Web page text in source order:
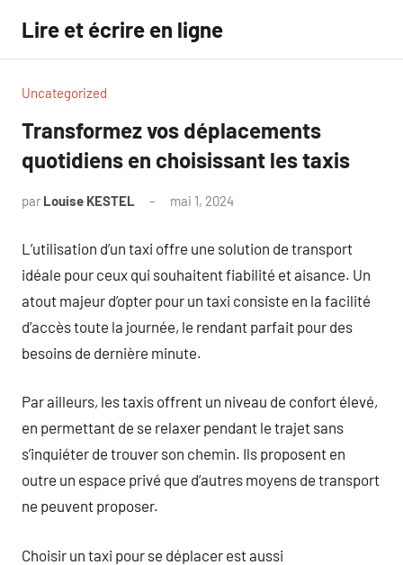
contenu
Lire et écrire en ligne
Uncategorized
Transformez vos déplacements
quotidiens en choisissant les taxis
par Louise KESTEL mai 1, 2024
L’utilisation d’un taxi offre une solution de transport
idéale pour ceux qui souhaitent fiabilité et aisance. Un
atout majeur d’opter pour un taxi consiste en la facilité
d’accès toute la journée, le rendant parfait pour des
besoins de dernière minute.
Par ailleurs, les taxis offrent un niveau de confort élevé,
en permettant de se relaxer pendant le trajet sans
s’inquiéter de trouver son chemin. Ils proposent en
outre un espace privé que d’autres moyens de transport
ne peuvent proposer.
Choisir un taxi pour se déplacer est aussi